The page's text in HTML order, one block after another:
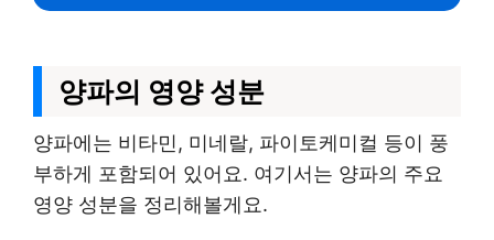
양파의 영양 성분
양파에는 비타민, 미네랄, 파이토케미컬 등이 풍
부하게 포함되어 있어요. 여기서는 양파의 주요
영양 성분을 정리해볼게요.